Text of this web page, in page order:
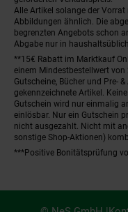
Alle Artikel solange der
Abbildungen ähnlich. Die
begrenzten Angebots schon
Abgabe nur in
**15€ Rabatt im Marktkauf
einem Mindestbestellwert
Gutscheine, Bücher und Pre-
gekennzeichnete Artikel.
Gutschein wird nur einmalig
einlösbar. Nur ein Gutschein
nicht ausgezahlt. Nicht mit
sonstige Shop-Aktionen)
***Positive Bonitätsprüfung